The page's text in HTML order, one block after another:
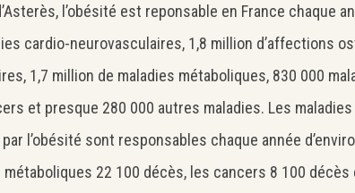
l’obésité est reponsable en France chaque
cardio-neurovasculaires, 1,8 million d’affections
1,7 million de maladies métaboliques, 830 000
et presque 280 000 autres maladies. Les
l’obésité sont responsables chaque année
métaboliques 22 100 décès, les cancers 8 100 décès